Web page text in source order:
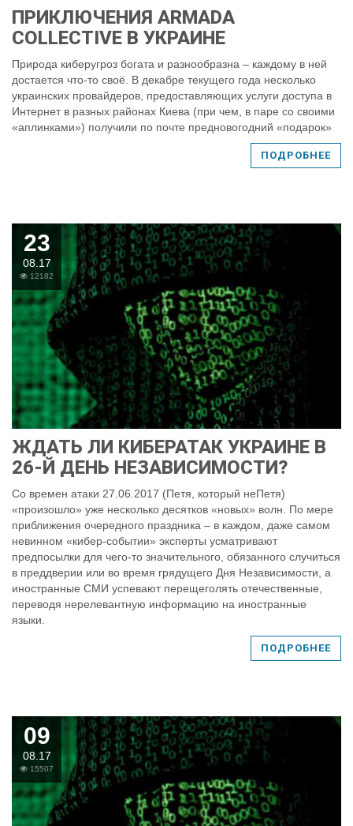
ПРИКЛЮЧЕНИЯ ARMADA
COLLECTIVE В УКРАИНЕ
Природа киберугроз богата и разнообразна – каждому в ней
достается что-то своё. В декабре текущего года несколько
украинских провайдеров, предоставляющих услуги доступа в
Интернет в разных районах Киева (при чем, в паре со своими
«аплинками») получили по почте предновогодний «подарок»
ПОДРОБНЕЕ
23
08.17
12182
ЖДАТЬ ЛИ КИБЕРАТАК УКРАИНЕ В
26-Й ДЕНЬ НЕЗАВИСИМОСТИ?
Со времен атаки 27.06.2017 (Петя, который неПетя)
«произошло» уже несколько десятков «новых» волн. По мере
приближения очередного праздника – в каждом, даже самом
невинном «кибер-событии» эксперты усматривают
предпосылки для чего-то значительного, обязанного случиться
в преддверии или во время грядущего Дня Независимости, а
иностранные СМИ успевают перещеголять отечественные,
переводя нерелевантную информацию на иностранные
языки.
ПОДРОБНЕЕ
09
08.17
15507